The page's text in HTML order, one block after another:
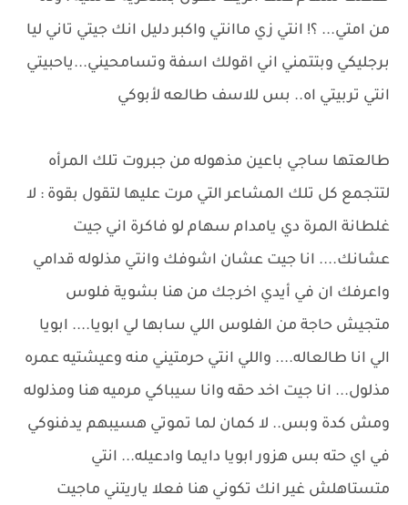
من امتي... ؟! انتي زي ماانتي واكبر دليل انك جيتي تاني ليا
برجليكي وبتتمني اني اقولك اسفة وتسامحيني...ياحبيتي
انتي تربيتي اه.. بس للاسف طالعه لأبوكي
طالعتها ساجي باعين مذهوله من جبروت تلك المرأه
لتتجمع كل تلك المشاعر التي مرت عليها لتقول بقوة : لا
غلطانة المرة دي يامدام سهام لو فاكرة اني جيت
عشانك.... انا جيت عشان اشوفك وانتي مذلوله قدامي
واعرفك ان في أيدي اخرجك من هنا بشوية فلوس
متجيش حاجة من الفلوس اللي سابها لي ابويا.... ابويا
الي انا طالعاله.... واللي انتي حرمتيني منه وعيشتيه عمره
مذلول... انا جيت اخد حقه وانا سيباكي مرميه هنا ومذلوله
ومش كدة وبس.. لا كمان لما تموتي هسيبهم يدفنوكي
في اي حته بس هزور ابويا دايما وادعيله... انتي
متستاهلش غير انك تكوني هنا فعلا ياريتني ماجيت